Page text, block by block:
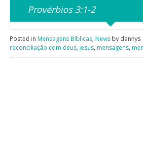
Provérbios 3:1-2
Posted in Mensagens Bíblicas, News by dannys
reconciliação com deus, jesus, mensagens,